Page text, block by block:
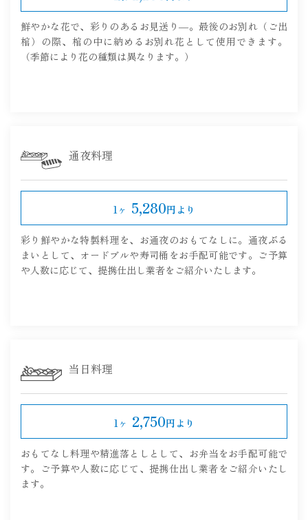
鮮やかな花で、彩りのあるお見送り―。最後のお別れ（ご出
棺）の際、棺の中に納めるお別れ花として使用できます。
（季節により花の種類は異なります。）
通夜料理
1ヶ 5,280円より
彩り鮮やかな特製料理を、お通夜のおもてなしに。通夜ぶる
まいとして、オードブルや寿司桶をお手配可能です。ご予算
や人数に応じて、提携仕出し業者をご紹介いたします。
当日料理
1ヶ 2,750円より
おもてなし料理や精進落としとして、お弁当をお手配可能で
す。ご予算や人数に応じて、提携仕出し業者をご紹介いたし
ます。